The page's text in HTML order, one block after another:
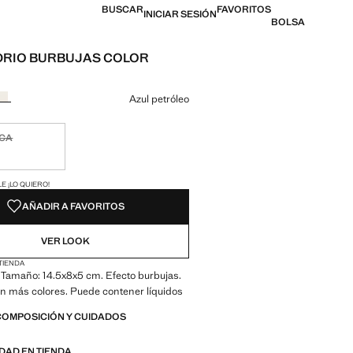
BUSCARINICIAR SESIÓNFAVORITOS
BOLSA
BURBUJAS COLOR
€ ]
color
Azul petróleo
¡LO QUIERO!
AÑADIR A FAVORITOS
VER LOOK
14.5x8x5 cm. Efecto burbujas.
más colores. Puede contener líquidos
Y CUIDADOS